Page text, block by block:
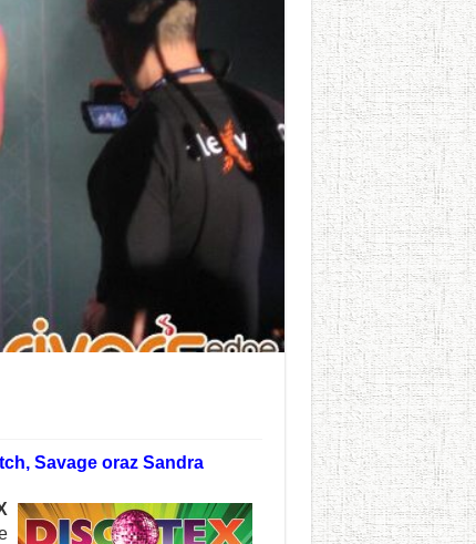
Savage oraz Sandra